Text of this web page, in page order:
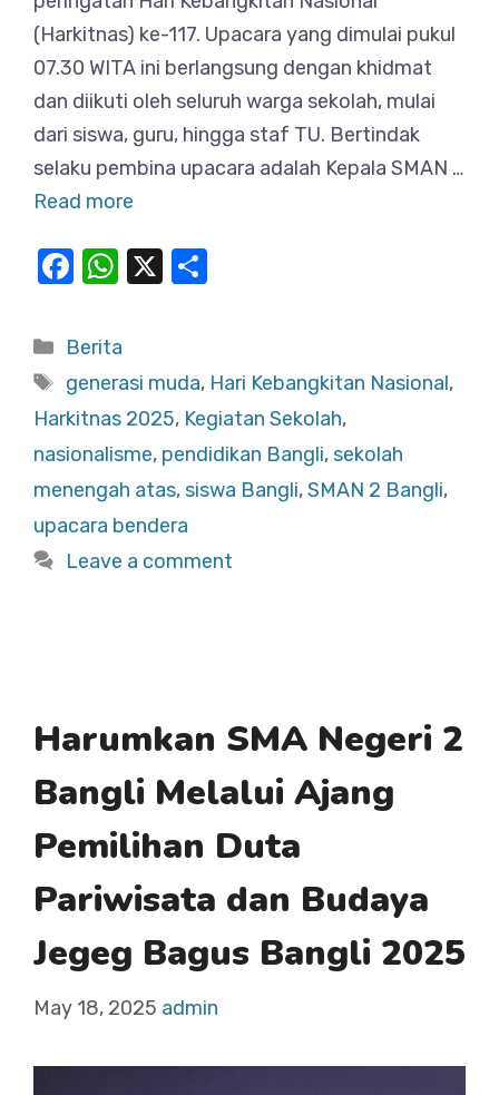
(Harkitnas) ke-117. Upacara yang dimulai pukul
07.30 WITA ini berlangsung dengan khidmat
dan diikuti oleh seluruh warga sekolah, mulai
dari siswa, guru, hingga staf TU. Bertindak
selaku pembina upacara adalah Kepala SMAN …
Read more
F
c
e
b
o
o
k
W
at
s
A
p
p
X
e
Categories
Berita
Tags
generasi muda, Hari Kebangkitan Nasional,
Harkitnas 2025, Kegiatan Sekolah,
nasionalisme, pendidikan Bangli,sekolah
menengah atas,siswa Bangli,SMAN 2 Bangli,
upacara bendera
Leave a comment
Harumkan SMA Negeri 2
Bangli Melalui Ajang
Pemilihan Duta
Pariwisata dan Budaya
Jegeg Bagus Bangli 2025
May 18, 2025 admin